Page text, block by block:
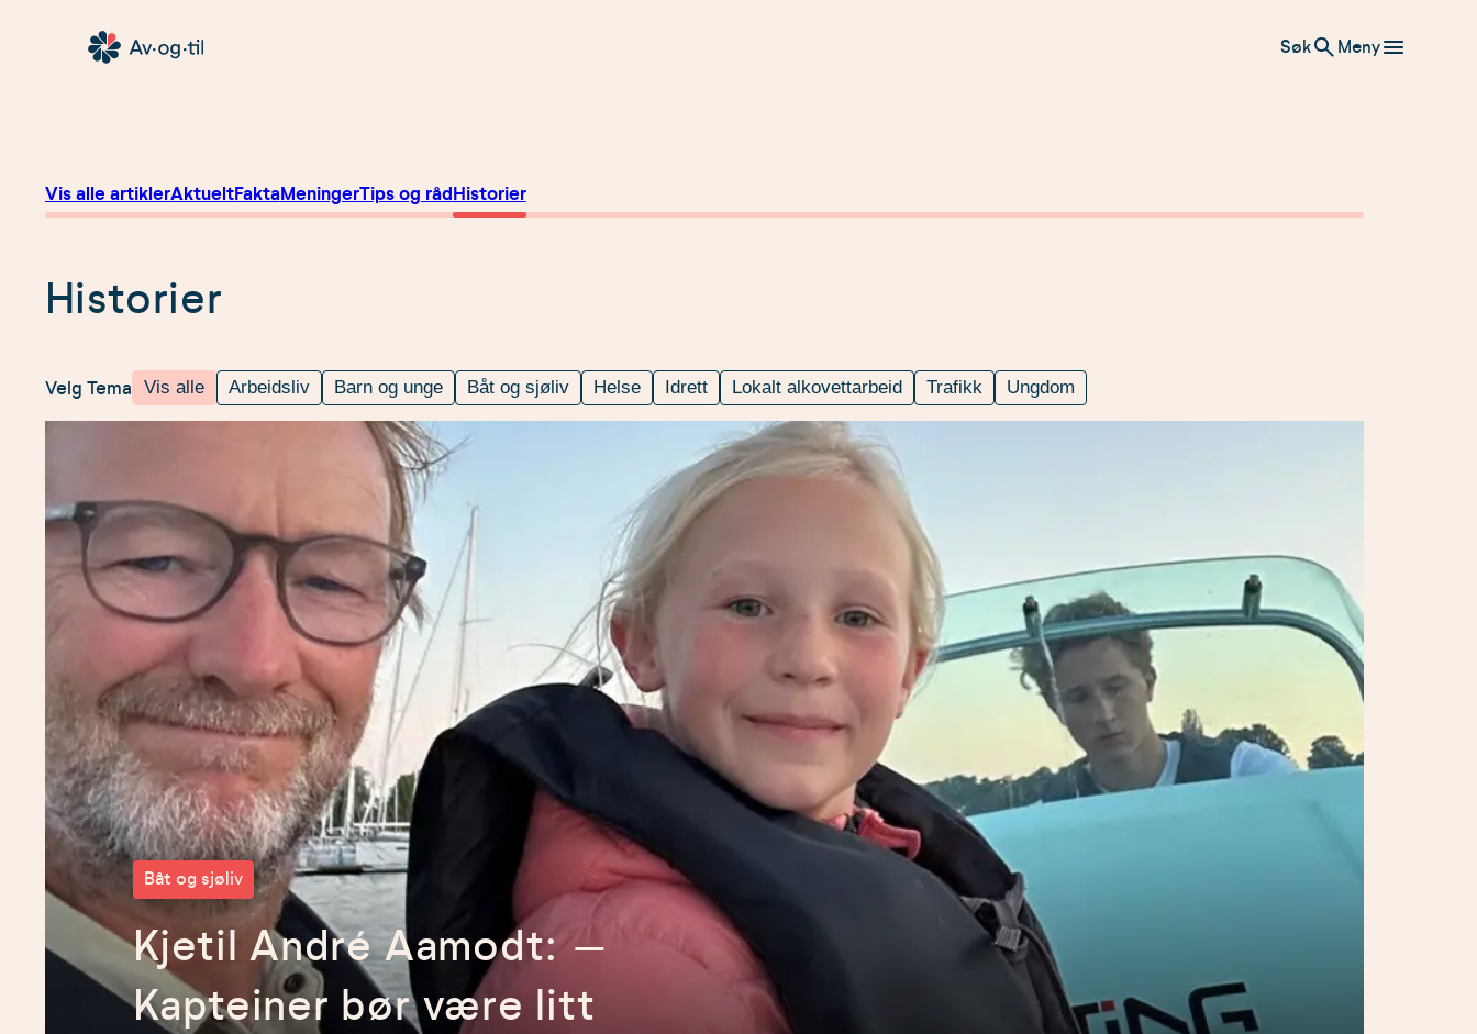
Av-
Søk Meny
Vis alle artiklerAktueltFaktaMeningerTips og rådHistorier
Historier
Velg Tema Vis alle Arbeidsliv Barn og unge Båt og sjøliv Helse Idrett Lokalt alkovettarbeid Trafikk Ungdom
Kjetil André Aamodt: –
Kapteiner bør være litt
Båt og sjøliv